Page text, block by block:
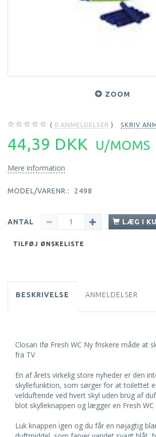
ZOOM
0 ANMELDELSER SKRIV
44,39 DKK U/MOMS
Mere information
MODEL/VARENR.: 2498
ANTAL LÆG I
TILFØJ ØNSKELISTE
BESKRIVELSE ANMELDELSER
Closan Ifø Fresh WC Ny friskere måde at
fra TV
En af årets virkelig store nyheder er den
skyllefunktion, som sørger for at toilettet
velduftende ved hvert skyl uden brug af
blot skylleknappen og lægger en Fresh
Luk knappen igen og du får en nøjagtig